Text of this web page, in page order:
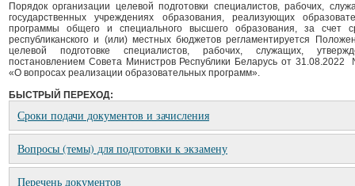
Порядок организации целевой подготовки специалистов, рабочих,
государственных учреждениях образования, реализующих
программы общего и специального высшего образования, за счет
республиканского и (или) местных бюджетов регламентируется
целевой подготовке специалистов, рабочих, служащих,
постановлением Совета Министров Республики Беларусь от
«О вопросах реализации образовательных программ».
БЫСТРЫЙ ПЕРЕХОД:
Сроки подачи документов и зачисления
Вопросы (темы) для подготовки к экзамену
Перечень документов